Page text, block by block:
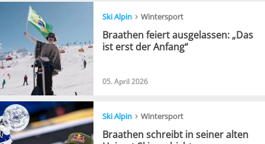
Ski Alpin › Wintersport
Braathen feiert ausgelassen: „Das
ist erst der Anfang“
05. April 2026
Ski Alpin › Wintersport
Braathen schreibt in seiner alten